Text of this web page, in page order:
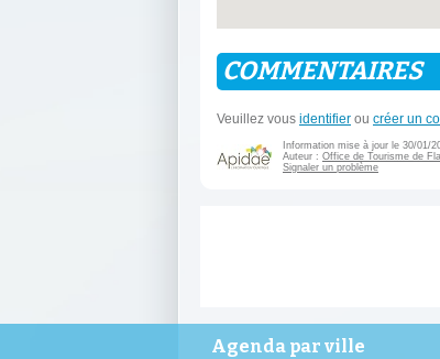
COMMENTAIRES
Veuillez vous identifier ou créer un
Information mise à jour le 30/01/
Auteur : Office de Tourisme de
Signaler un problème
Agenda par ville